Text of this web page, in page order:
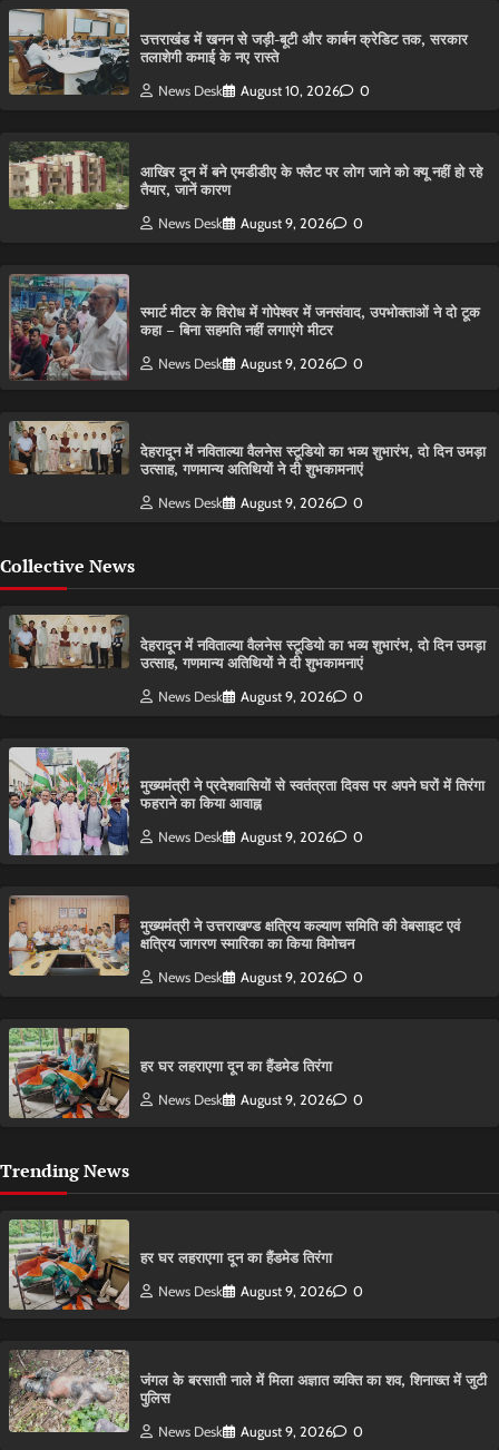
उत्तराखंड में खनन से जड़ी-बूटी और कार्बन क्रेडिट तक, सरकार
तलाशेगी कमाई के नए रास्ते
News Desk August 10, 2026 0
आ​खिर दून में बने एमडीडीए के फ्लैट पर लोग जाने को क्यू नहीं हो रहे
तैयार, जानें कारण
News Desk August 9, 2026 0
स्मार्ट मीटर के विरोध में गोपेश्वर में जनसंवाद, उपभोक्ताओं ने दो टूक
कहा – बिना सहमति नहीं लगाएंगे मीटर
News Desk August 9, 2026 0
देहरादून में नविताल्या वैलनेस स्टूडियो का भव्य शुभारंभ, दो दिन उमड़ा
उत्साह, गणमान्य अतिथियों ने दी शुभकामनाएं
News Desk August 9, 2026 0
Collective News
देहरादून में नविताल्या वैलनेस स्टूडियो का भव्य शुभारंभ, दो दिन उमड़ा
उत्साह, गणमान्य अतिथियों ने दी शुभकामनाएं
News Desk August 9, 2026 0
मुख्यमंत्री ने प्रदेशवासियों से स्वतंत्रता दिवस पर अपने घरों में तिरंगा
फहराने का किया आवाह्न
News Desk August 9, 2026 0
मुख्यमंत्री ने उत्तराखण्ड क्षत्रिय कल्याण समिति की वेबसाइट एवं
क्षत्रिय जागरण स्मारिका का किया विमोचन
News Desk August 9, 2026 0
हर घर लहराएगा दून का हैंडमेड तिरंगा
News Desk August 9, 2026 0
Trending News
हर घर लहराएगा दून का हैंडमेड तिरंगा
News Desk August 9, 2026 0
​जंगल के बरसाती नाले में मिला अज्ञात व्यक्ति का शव, शिनाख्त में जुटी
पुलिस
News Desk August 9, 2026 0